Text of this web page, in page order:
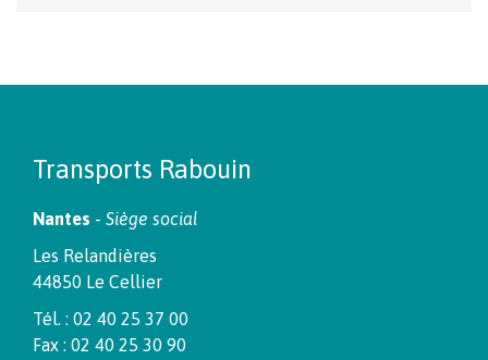
Transports Rabouin
Nantes - Siège social
Les Relandières
44850 Le Cellier
Tél. : 02 40 25 37 00
Fax : 02 40 25 30 90